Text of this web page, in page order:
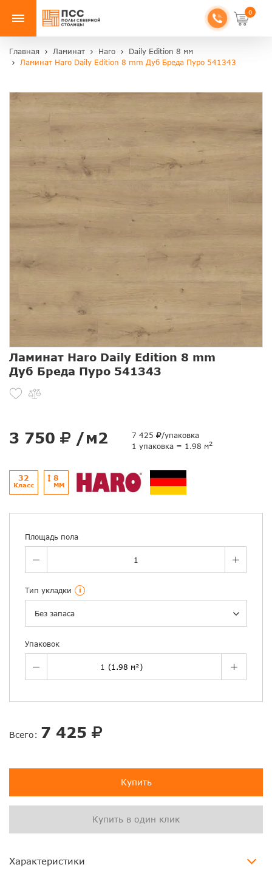
0
Главная Ламинат Haro
Daily Edition 8 мм
Ламинат Haro Daily Edition 8 mm Дуб Бреда Пуро 541343
Ламинат Haro Daily Edition 8 mm
Дуб Бреда Пуро 541343
3 750 /м2 7 425
/упаковка
1 упаковка = 1.98 м2
32
Класс
8
ММ
Площадь пола
Тип укладки i
Без запаса
Упаковок
Всего: 7 425
Купить
Купить в один клик
Характеристики